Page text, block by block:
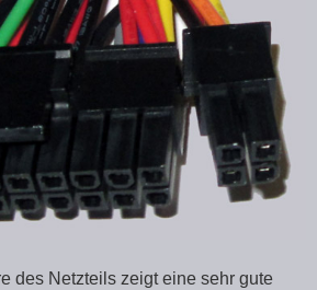
des Netzteils zeigt eine sehr gute